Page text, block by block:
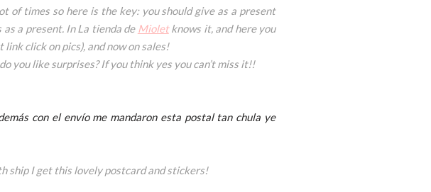
of times so here is the key: you should give as a present
a present. In La tienda de Mioletknows it, and here you
click on pics), and now on sales!
you like surprises? If you think yes you can’t miss it!!
con el envío me mandaron esta postal tan chula ye
ship I get this lovely postcard and stickers!